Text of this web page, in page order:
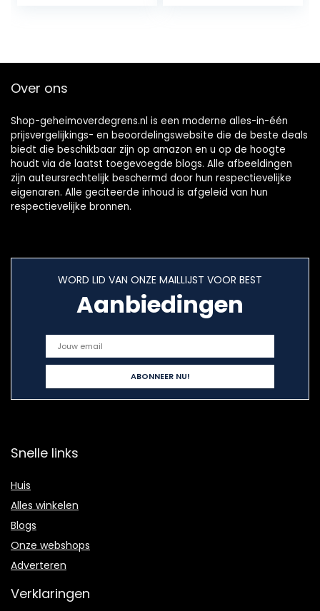
Over ons
Shop-geheimoverdegrens.nl is een moderne alles-in-één
prijsvergelijkings- en beoordelingswebsite die de beste deals
biedt die beschikbaar zijn op amazon en u op de hoogte
houdt via de laatst toegevoegde blogs. Alle afbeeldingen
zijn auteursrechtelijk beschermd door hun respectievelijke
eigenaren. Alle geciteerde inhoud is afgeleid van hun
respectievelijke bronnen.
WORD LID VAN ONZE MAILLIJST VOOR BEST
Aanbiedingen
Snelle links
Huis
Alles winkelen
Blogs
Onze webshops
Adverteren
Verklaringen